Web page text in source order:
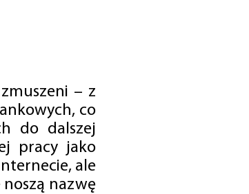
– z
co
do dalszej
pracy jako
ale
nazwę